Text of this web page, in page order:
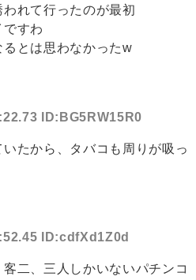
れて行ったのが最初
すわ
とは思わなかったw
ID:BG5RW15R0
たから、タバコも周りが吸っ
ID:cdfXd1Z0d
二、三人しかいないパチンコ